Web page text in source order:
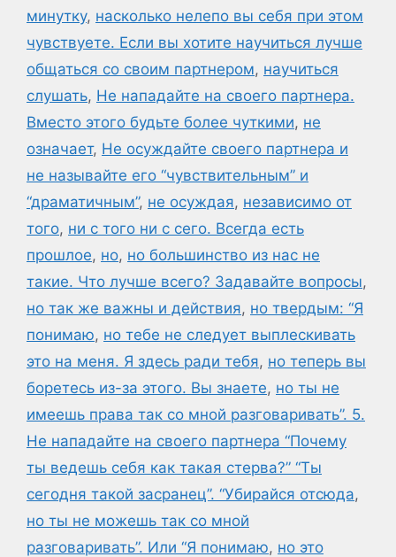
минутку, насколько нелепо вы себя при этом
чувствуете. Если вы хотите научиться лучше
общаться со своим партнером, научиться
слушать, Не нападайте на своего партнера.
Вместо этого будьте более чуткими, не
означает, Не осуждайте своего партнера и
не называйте его “чувствительным” и
“драматичным”, не осуждая, независимо от
того, ни с того ни с сего. Всегда есть
прошлое, но, но большинство из нас не
такие. Что лучше всего? Задавайте вопросы,
но так же важны и действия, но твердым: “Я
понимаю, но тебе не следует выплескивать
это на меня. Я здесь ради тебя, но теперь вы
боретесь из-за этого. Вы знаете, но ты не
имеешь права так со мной разговаривать”. 5.
Не нападайте на своего партнера “Почему
ты ведешь себя как такая стерва?” “Ты
сегодня такой засранец”. “Убирайся отсюда,
но ты не можешь так со мной
разговаривать”. Или “Я понимаю, но это